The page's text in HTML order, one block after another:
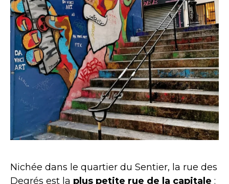
Nichée dans le quartier du Sentier, la rue des
Degrés est la plus petite rue de la capitale :